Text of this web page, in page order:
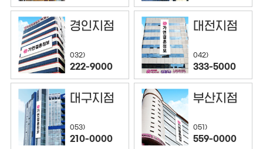
경인지점
032)
222-9000
대전지점
042)
333-5000
대구지점
053)
210-0000
부산지점
051)
559-0000